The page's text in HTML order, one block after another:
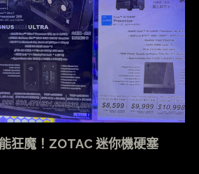
狂魔！ZOTAC 迷你機硬塞